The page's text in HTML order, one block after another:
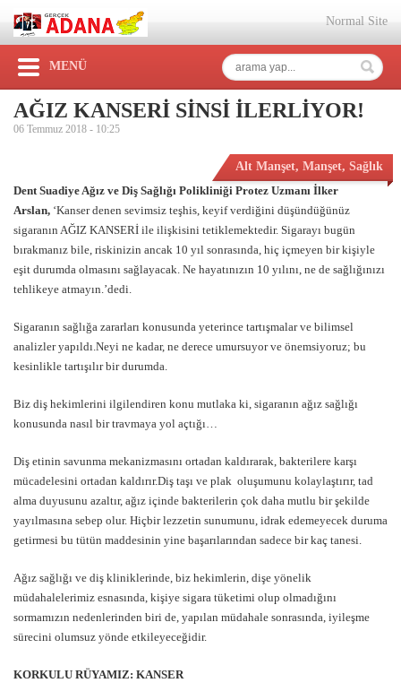
Normal Site
MENÜ
AĞIZ KANSERİ SİNSİ İLERLİYOR!
06 Temmuz 2018 - 10:25
Alt Manşet, Manşet, Sağlık
Dent Suadiye Ağız ve Diş Sağlığı Polikliniği Protez Uzmanı İlker
Arslan, ‘Kanser denen sevimsiz teşhis, keyif verdiğini düşündüğünüz
sigaranın AĞIZ KANSERİ ile ilişkisini tetiklemektedir. Sigarayı bugün
bırakmanız bile, riskinizin ancak 10 yıl sonrasında, hiç içmeyen bir kişiyle
eşit durumda olmasını sağlayacak. Ne hayatınızın 10 yılını, ne de sağlığınızı
tehlikeye atmayın.’dedi.
Sigaranın sağlığa zararları konusunda yeterince tartışmalar ve bilimsel
analizler yapıldı.Neyi ne kadar, ne derece umursuyor ve önemsiyoruz; bu
kesinlikle tartışılır bir durumda.
Biz diş hekimlerini ilgilendiren konu mutlaka ki, sigaranın ağız sağlığı
konusunda nasıl bir travmaya yol açtığı…
Diş etinin savunma mekanizmasını ortadan kaldırarak, bakterilere karşı
mücadelesini ortadan kaldırır.Diş taşı ve plak oluşumunu kolaylaştırır, tad
alma duyusunu azaltır, ağız içinde bakterilerin çok daha mutlu bir şekilde
yayılmasına sebep olur. Hiçbir lezzetin sunumunu, idrak edemeyecek duruma
getirmesi bu tütün maddesinin yine başarılarından sadece bir kaç tanesi.
Ağız sağlığı ve diş kliniklerinde, biz hekimlerin, dişe yönelik
müdahalelerimiz esnasında, kişiye sigara tüketimi olup olmadığını
sormamızın nedenlerinden biri de, yapılan müdahale sonrasında, iyileşme
sürecini olumsuz yönde etkileyeceğidir.
KORKULU RÜYAMIZ: KANSER